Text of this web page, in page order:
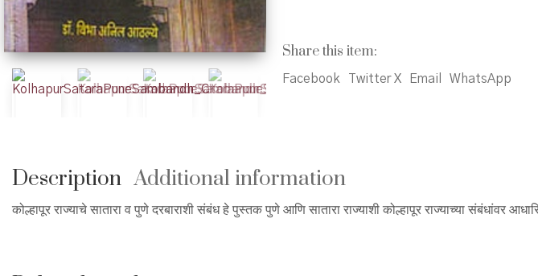
Darbarashi
Sambandh
पुणे
संबंध
Share this item:
Facebook Twitter X Email WhatsApp
Description Additional information
कोल्हापूर राज्याचे सातारा व पुणे दरबाराशी संबंध हे पुस्तक पुणे आणि सातारा राज्याशी कोल्हापूर राज्याच्या संबंधांवर